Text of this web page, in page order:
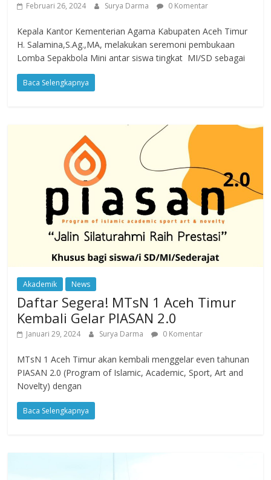
Februari 26, 2024 Surya Darma 0 Komentar
Kepala Kantor Kementerian Agama Kabupaten Aceh Timur
H. Salamina,S.Ag.,MA, melakukan seremoni pembukaan
Lomba Sepakbola Mini antar siswa tingkat MI/SD sebagai
Baca Selengkapnya
Akademik News
Daftar Segera! MTsN 1 Aceh Timur
Kembali Gelar PIASAN 2.0
Januari 29, 2024 Surya Darma 0 Komentar
MTsN 1 Aceh Timur akan kembali menggelar even tahunan
PIASAN 2.0 (Program of Islamic, Academic, Sport, Art and
Novelty) dengan
Baca Selengkapnya